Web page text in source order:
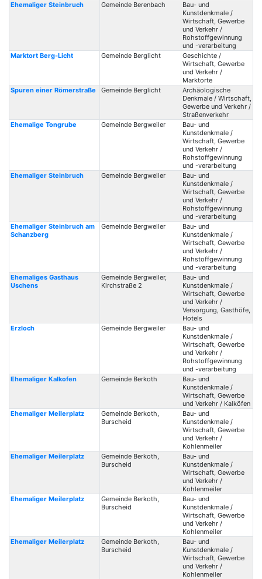
Ehemaliger Steinbruch
Gemeinde Berenbach
Bau- und
Kunstdenkmale /
Wirtschaft, Gewerbe
und Verkehr /
Rohstoffgewinnung
und -verarbeitung
Marktort Berg-Licht
Gemeinde Berglicht
Geschichte /
Wirtschaft, Gewerbe
und Verkehr /
Marktorte
Spuren einer Römerstraße
Gemeinde Berglicht
Archäologische
Denkmale / Wirtschaft,
Gewerbe und Verkehr /
Straßenverkehr
Ehemalige Tongrube
Gemeinde Bergweiler
Bau- und
Kunstdenkmale /
Wirtschaft, Gewerbe
und Verkehr /
Rohstoffgewinnung
und -verarbeitung
Ehemaliger Steinbruch
Gemeinde Bergweiler
Bau- und
Kunstdenkmale /
Wirtschaft, Gewerbe
und Verkehr /
Rohstoffgewinnung
und -verarbeitung
Ehemaliger Steinbruch am
Schanzberg
Gemeinde Bergweiler
Bau- und
Kunstdenkmale /
Wirtschaft, Gewerbe
und Verkehr /
Rohstoffgewinnung
und -verarbeitung
Ehemaliges Gasthaus
Uschens
Gemeinde Bergweiler,
Kirchstraße 2
Bau- und
Kunstdenkmale /
Wirtschaft, Gewerbe
und Verkehr /
Versorgung, Gasthöfe,
Hotels
Erzloch
Gemeinde Bergweiler
Bau- und
Kunstdenkmale /
Wirtschaft, Gewerbe
und Verkehr /
Rohstoffgewinnung
und -verarbeitung
Ehemaliger Kalkofen
Gemeinde Berkoth
Bau- und
Kunstdenkmale /
Wirtschaft, Gewerbe
und Verkehr / Kalköfen
Ehemaliger Meilerplatz
Gemeinde Berkoth,
Burscheid
Bau- und
Kunstdenkmale /
Wirtschaft, Gewerbe
und Verkehr /
Kohlenmeiler
Ehemaliger Meilerplatz
Gemeinde Berkoth,
Burscheid
Bau- und
Kunstdenkmale /
Wirtschaft, Gewerbe
und Verkehr /
Kohlenmeiler
Ehemaliger Meilerplatz
Gemeinde Berkoth,
Burscheid
Bau- und
Kunstdenkmale /
Wirtschaft, Gewerbe
und Verkehr /
Kohlenmeiler
Ehemaliger Meilerplatz
Gemeinde Berkoth,
Burscheid
Bau- und
Kunstdenkmale /
Wirtschaft, Gewerbe
und Verkehr /
Kohlenmeiler